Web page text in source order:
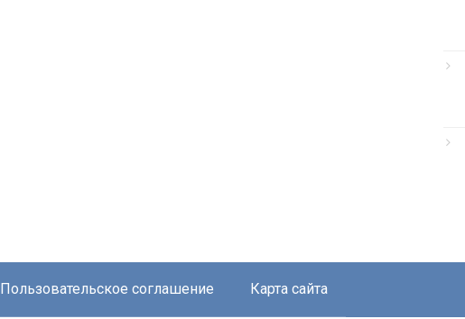
Пользовательское соглашение Карта сайта